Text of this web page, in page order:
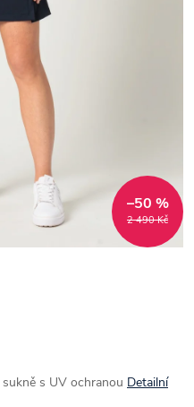
2 490 Kč
–50 %
s UV ochranou Detailní